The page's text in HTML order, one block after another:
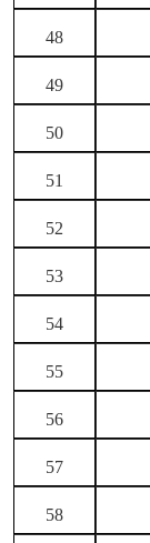
48
49
50
51
52
53
54
55
56
57
58